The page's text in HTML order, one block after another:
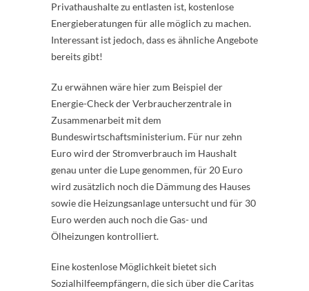
Privathaushalte zu entlasten ist, kostenlose
Energieberatungen für alle möglich zu machen.
Interessant ist jedoch, dass es ähnliche Angebote
bereits gibt!
Zu erwähnen wäre hier zum Beispiel der
Energie-Check der Verbraucherzentrale in
Zusammenarbeit mit dem
Bundeswirtschaftsministerium. Für nur zehn
Euro wird der Stromverbrauch im Haushalt
genau unter die Lupe genommen, für 20 Euro
wird zusätzlich noch die Dämmung des Hauses
sowie die Heizungsanlage untersucht und für 30
Euro werden auch noch die Gas- und
Ölheizungen kontrolliert.
Eine kostenlose Möglichkeit bietet sich
Sozialhilfeempfängern, die sich über die Caritas